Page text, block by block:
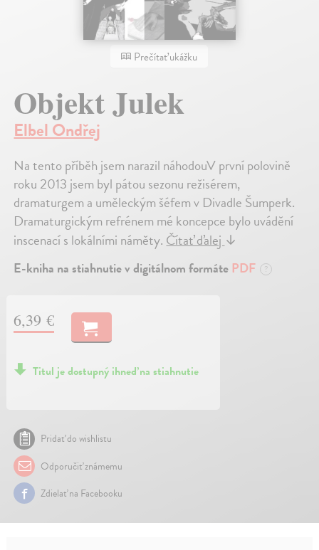
Prečítať ukážku
Objekt Julek
Elbel Ondřej
Na tento příběh jsem narazil náhodouV první polovině
roku 2013 jsem byl pátou sezonu režisérem,
dramaturgem a uměleckým šéfem v Divadle Šumperk.
Dramaturgickým refrénem mé koncepce bylo uvádění
inscenací s lokálními náměty.Čítať ďalej↓
E-kniha na stiahnutie v digitálnom formáte PDF ?
6,39 €
Titul je dostupný ihneď na stiahnutie
Pridať do wishlistu
Odporučiť známemu
Zdielať na Facebooku